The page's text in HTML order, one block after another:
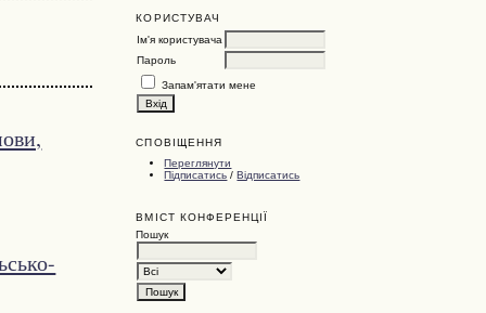
КОРИСТУВАЧ
Ім'я користувача
Пароль
Запам'ятати мене
СПОВІЩЕННЯ
Переглянути
Підписатись /Відписатись
ВМІСТ КОНФЕРЕНЦІЇ
Пошук